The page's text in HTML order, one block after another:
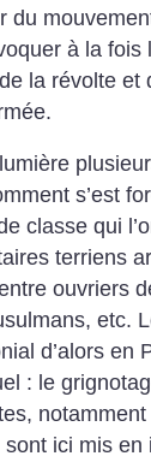
du
à la
la révolte
s’est
classe qui
terriens
ouvriers
etc.
d’alors en
: le
sont ici mis